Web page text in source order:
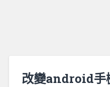
改變android手